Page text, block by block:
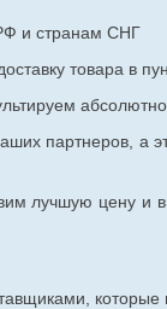
и странам СНГ
товара в
партнеров, а
лучшую цену и